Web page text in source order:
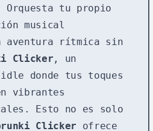
tu propio
musical
aventura rítmica sin
Clicker , un
donde tus toques
vibrantes
Esto no es solo
Clicker ofrece